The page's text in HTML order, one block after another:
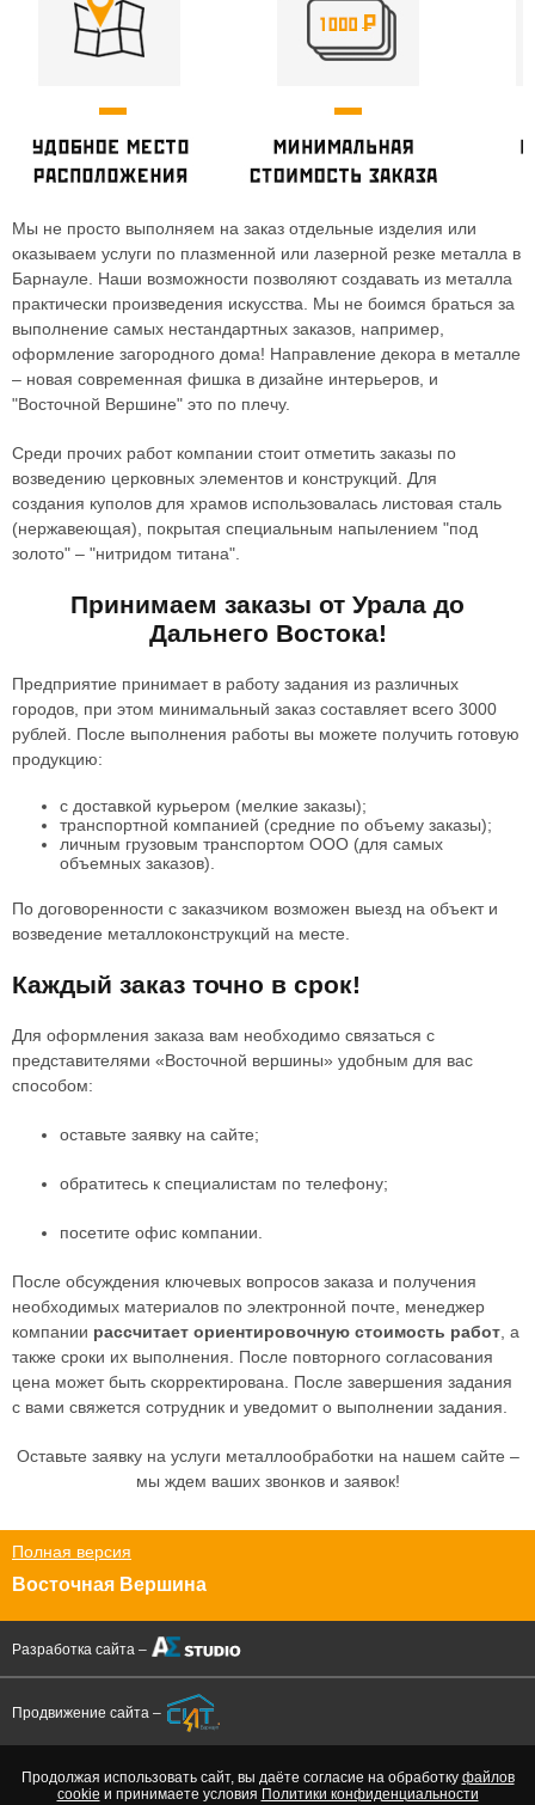
Мы не просто выполняем на заказ отдельные изделия или
оказываем услуги по плазменной или лазерной резке металла в
Барнауле. Наши возможности позволяют создавать из металла
практически произведения искусства. Мы не боимся браться за
выполнение самых нестандартных заказов, например,
оформление загородного дома! Направление декора в металле
– новая современная фишка в дизайне интерьеров, и
"Восточной Вершине" это по плечу.
Среди прочих работ компании стоит отметить заказы по
возведению церковных элементов и конструкций. Для
создания куполов для храмов использовалась листовая сталь
(нержавеющая), покрытая специальным напылением "под
золото" – "нитридом титана".
Принимаем заказы от Урала до
Дальнего Востока!
Предприятие принимает в работу задания из различных
городов, при этом минимальный заказ составляет всего 3000
рублей. После выполнения работы вы можете получить готовую
продукцию:
с доставкой курьером (мелкие заказы);
транспортной компанией (средние по объему заказы);
личным грузовым транспортом ООО (для самых
объемных заказов).
По договоренности с заказчиком возможен выезд на объект и
возведение металлоконструкций на месте.
Каждый заказ точно в срок!
Для оформления заказа вам необходимо связаться с
представителями «Восточной вершины» удобным для вас
способом:
оставьте заявку на сайте;
обратитесь к специалистам по телефону;
посетите офис компании.
После обсуждения ключевых вопросов заказа и получения
необходимых материалов по электронной почте, менеджер
компании рассчитает ориентировочную стоимость работ , а
также сроки их выполнения. После повторного согласования
цена может быть скорректирована. После завершения задания
с вами свяжется сотрудник и уведомит о выполнении задания.
Оставьте заявку на услуги металлообработки на нашем сайте –
мы ждем ваших звонков и заявок!
Полная версия
Восточная Вершина
Разработка сайта –
Продвижение сайта –
Продолжая использовать сайт, вы даёте согласие на обработку файлов
cookie и принимаете условия Политики конфиденциальности